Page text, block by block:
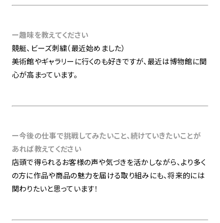
ー趣味を教えてください
競艇、ビーズ刺繍（最近始めました）
美術館やギャラリーに行くのも好きですが、最近は博物館に関
心が高まっています。
ー今後の仕事で挑戦してみたいこと、続けていきたいことが
あれば教えてください
店頭で得られるお客様の声や気づきを活かしながら、より多く
の方に作品や商品の魅力を届ける取り組みにも、将来的には
関わりたいと思っています！